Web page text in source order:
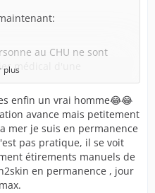
au CHU ne sont
médical d'une
car c'est indiqué,
preputiale donc
du prépuce
au CHU pour les
l'équipe soignante et
prépuce 😁
plus
enfin un vrai homme😂😂
avance mais petitement
mer je suis en permanence
pas pratique, il se voit
étirements manuels de
en permanence , jour